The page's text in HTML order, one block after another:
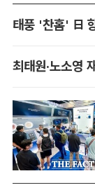
태풍 '찬홈' 日
최태원·노소영